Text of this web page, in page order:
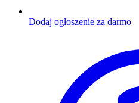
Dodaj ogłoszenie za darmo